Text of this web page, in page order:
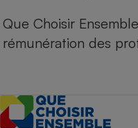
Que Choisir
rémunération des